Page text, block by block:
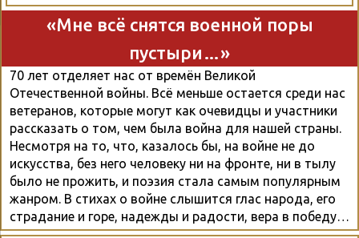
«Мне всё снятся военной поры
пустыри…»
70 лет отделяет нас от времён Великой
Отечественной войны. Всё меньше остается среди нас
ветеранов, которые могут как очевидцы и участники
рассказать о том, чем была война для нашей страны.
Несмотря на то, что, казалось бы, на войне не до
искусства, без него человеку ни на фронте, ни в тылу
было не прожить, и поэзия стала самым популярным
жанром. В стихах о войне слышится глас народа, его
страдание и горе, надежды и радости, вера в победу…